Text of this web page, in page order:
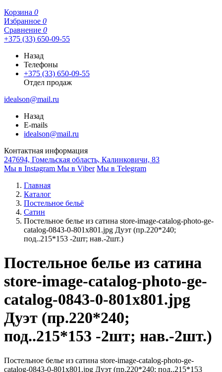
Корзина 0
Избранное 0
Сравнение 0
+375 (33) 650-09-55
Назад
Телефоны
+375 (33) 650-09-55
Отдел продаж
idealson@mail.ru
Назад
E-mails
idealson@mail.ru
Контактная информация
247694, Гомельская область, Калинковичи, 83
Мы в Instagram Мы в Viber Мы в Telegram
Главная
Каталог
Постельное бельё
Сатин
Постельное белье из сатина store-image-catalog-photo-ge-
catalog-0843-0-801x801.jpg Дуэт (пр.220*240;
под..215*153 -2шт; нав.-2шт.)
Постельное белье из сатина
store-image-catalog-photo-ge-
catalog-0843-0-801x801.jpg
Дуэт (пр.220*240;
под..215*153 -2шт; нав.-2шт.)
Постельное белье из сатина store-image-catalog-photo-ge-
catalog-0843-0-801x801.jpg Дуэт (пр.220*240; под..215*153